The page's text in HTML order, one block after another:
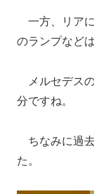
一方、リア
のランプなど
メルセデス
分ですね。
ちなみに過
た。